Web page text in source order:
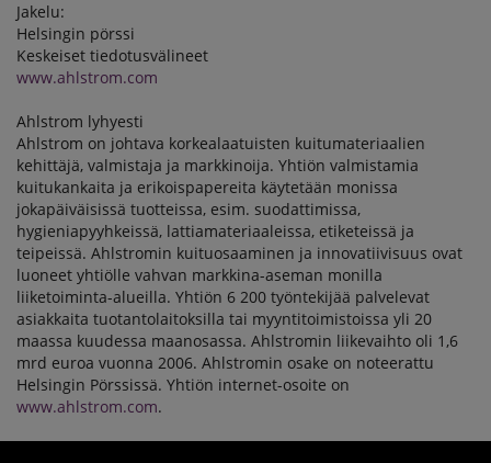
Jakelu:
Helsingin pörssi
Keskeiset tiedotusvälineet
www.ahlstrom.com
Ahlstrom lyhyesti
Ahlstrom on johtava korkealaatuisten kuitumateriaalien
kehittäjä, valmistaja ja markkinoija. Yhtiön valmistamia
kuitukankaita ja erikoispapereita käytetään monissa
jokapäiväisissä tuotteissa, esim. suodattimissa,
hygieniapyyhkeissä, lattiamateriaaleissa, etiketeissä ja
teipeissä. Ahlstromin kuituosaaminen ja innovatiivisuus ovat
luoneet yhtiölle vahvan markkina-aseman monilla
liiketoiminta-alueilla. Yhtiön 6 200 työntekijää palvelevat
asiakkaita tuotantolaitoksilla tai myyntitoimistoissa yli 20
maassa kuudessa maanosassa. Ahlstromin liikevaihto oli 1,6
mrd euroa vuonna 2006. Ahlstromin osake on noteerattu
Helsingin Pörssissä. Yhtiön internet-osoite on
www.ahlstrom.com.